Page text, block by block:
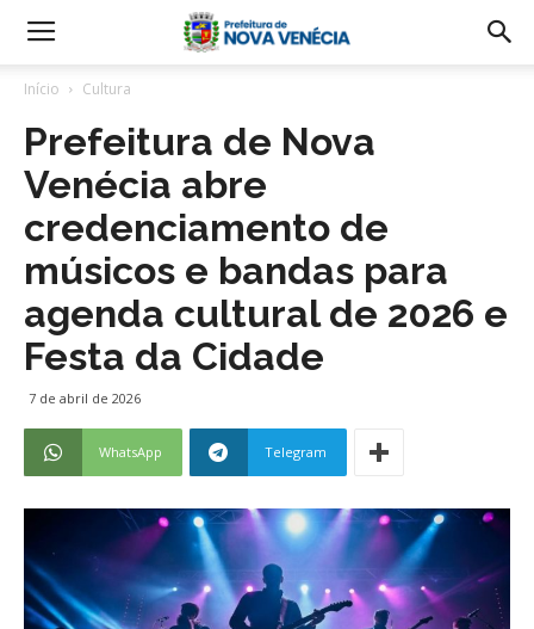
Início Cultura
Prefeitura de Nova
Venécia abre
credenciamento de
músicos e bandas para
agenda cultural de 2026 e
Festa da Cidade
7 de abril de 2026
WhatsApp Telegram